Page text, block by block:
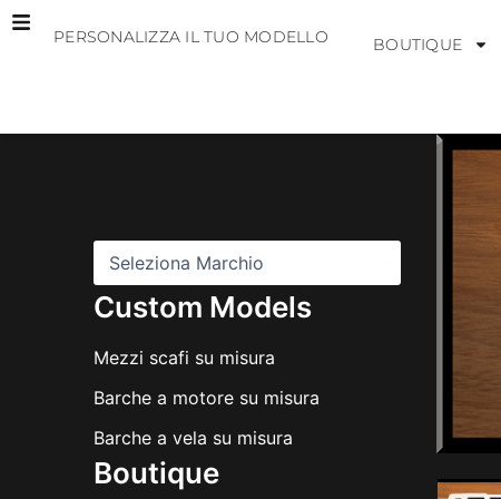
Vai
PERSONALIZZA IL TUO MODELLO BOUTIQUE
Custom Models
Mezzi scafi su misura
Barche a motore su misura
Barche a vela su misura
Boutique